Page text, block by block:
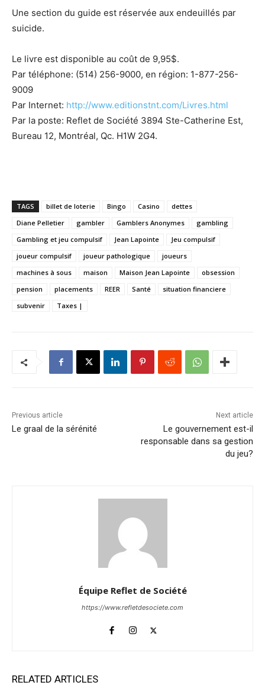
Une section du guide est réservée aux endeuillés par
suicide.
Le livre est disponible au coût de 9,95$.
Par téléphone: (514) 256-9000, en région: 1-877-256-
9009
Par Internet: http://www.editionstnt.com/Livres.html
Par la poste: Reflet de Société 3894 Ste-Catherine Est,
Bureau 12, Montréal, Qc. H1W 2G4.
TAGS billet de loterie Bingo Casino
dettes
Diane Pelletier
gambler Gamblers Anonymes
gambling
Gambling et jeu compulsif
Jean Lapointe
Jeu compulsif
joueur compulsif
joueur pathologique
joueurs
machines à sous
maison Maison Jean Lapointe
obsession
pension
placements REER Santé
situation financiere
subvenir
Taxes |
Previous article
Le graal de la sérénité
Next article
Le gouvernement est-il
responsable dans sa gestion
du jeu?
Équipe Reflet de Société
https://www.refletdesociete.com
RELATED ARTICLES